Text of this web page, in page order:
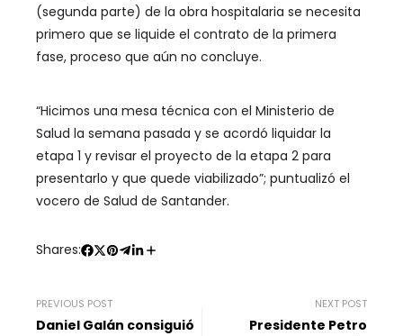
(segunda parte) de la obra hospitalaria se necesita
primero que se liquide el contrato de la primera
fase, proceso que aún no concluye.
“Hicimos una mesa técnica con el Ministerio de
Salud la semana pasada y se acordó liquidar la
etapa 1 y revisar el proyecto de la etapa 2 para
presentarlo y que quede viabilizado”; puntualizó el
vocero de Salud de Santander.
Shares:
PREVIOUS POST
Daniel Galán consiguió
NEXT POST
Presidente Petro